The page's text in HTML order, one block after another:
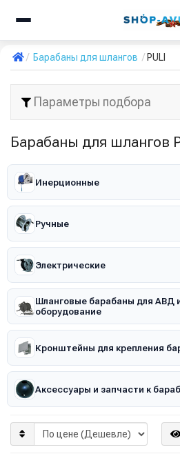
Барабаны для шлангов PULI
Параметры подбора
Барабаны для шлангов
Инерционные
Ручные
Электрические
Шланговые барабаны для АВД
оборудование
Кронштейны для крепления
Аксессуары и запчасти к